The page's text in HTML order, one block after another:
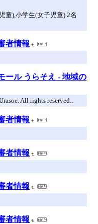
童),小学生(女子児童) 2名
者情報
ール うらそえ - 地域の
All rights reserved..
者情報
者情報
者情報
者情報